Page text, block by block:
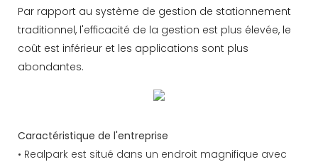
Par rapport au système de gestion de stationnement
traditionnel, l'efficacité de la gestion est plus élevée, le
coût est inférieur et les applications sont plus
abondantes.
Caractéristique de l'entreprise
• Realpark est situé dans un endroit magnifique avec